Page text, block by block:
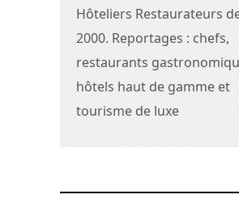
Hôteliers Restaurateurs
2000. Reportages : chefs,
restaurants
hôtels haut de gamme et
tourisme de luxe